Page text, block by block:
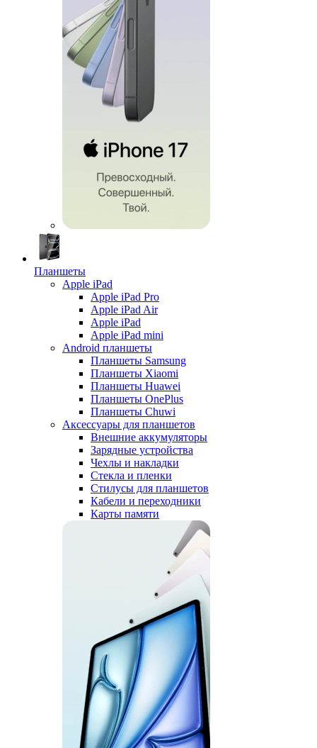
Планшеты
Apple iPad
Apple iPad Pro
Apple iPad Air
Apple iPad
Apple iPad mini
Android планшеты
Планшеты Samsung
Планшеты Xiaomi
Планшеты Huawei
Планшеты OnePlus
Планшеты Chuwi
Аксессуары для планшетов
Внешние аккумуляторы
Зарядные устройства
Чехлы и накладки
Стекла и пленки
Стилусы для планшетов
Кабели и переходники
Карты памяти